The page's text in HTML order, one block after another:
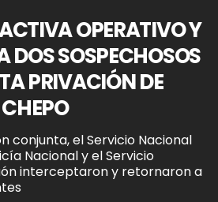
OPERATIVO Y
DOS SOSPECHOSOS
PRIVACIÓN DE
conjunta, el Servicio Nacional
Nacional y el Servicio
interceptaron y retornaron a